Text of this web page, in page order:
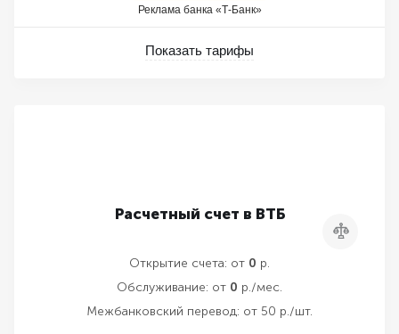
Реклама банка «Т-Банк»
Показать тарифы
Расчетный счет в ВТБ
Сравнить
Открытие счета: от 0 р.
Обслуживание: от 0 р./мес.
Межбанковский перевод: от 50 р./шт.